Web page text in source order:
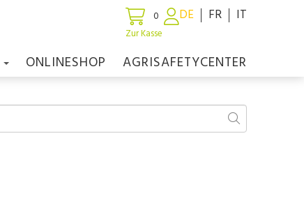
0
Zur Kasse
DE FR IT
ONLINESHOP AGRISAFETYCENTER